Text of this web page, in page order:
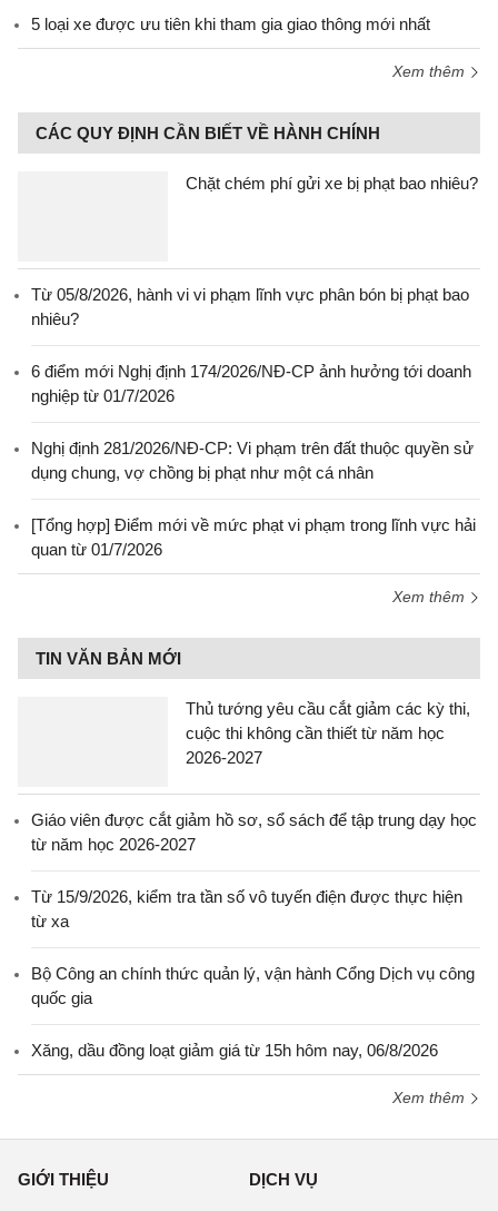
5 loại xe được ưu tiên khi tham gia giao thông mới nhất
Xem thêm
CÁC QUY ĐỊNH CẦN BIẾT VỀ HÀNH CHÍNH
Chặt chém phí gửi xe bị phạt bao nhiêu?
Từ 05/8/2026, hành vi vi phạm lĩnh vực phân bón bị phạt bao
nhiêu?
6 điểm mới Nghị định 174/2026/NĐ-CP ảnh hưởng tới doanh
nghiệp từ 01/7/2026
Nghị định 281/2026/NĐ-CP: Vi phạm trên đất thuộc quyền sử
dụng chung, vợ chồng bị phạt như một cá nhân
[Tổng hợp] Điểm mới về mức phạt vi phạm trong lĩnh vực hải
quan từ 01/7/2026
Xem thêm
TIN VĂN BẢN MỚI
Thủ tướng yêu cầu cắt giảm các kỳ thi,
cuộc thi không cần thiết từ năm học
2026-2027
Giáo viên được cắt giảm hồ sơ, sổ sách để tập trung dạy học
từ năm học 2026-2027
Từ 15/9/2026, kiểm tra tần số vô tuyến điện được thực hiện
từ xa
Bộ Công an chính thức quản lý, vận hành Cổng Dịch vụ công
quốc gia
Xăng, dầu đồng loạt giảm giá từ 15h hôm nay, 06/8/2026
Xem thêm
GIỚI THIỆU DỊCH VỤ